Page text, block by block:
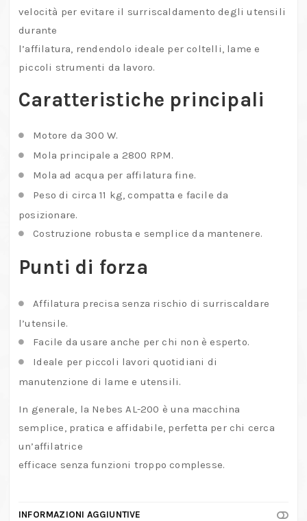
velocità per evitare il surriscaldamento degli utensili
durante
l’affilatura, rendendolo ideale per coltelli, lame e
piccoli strumenti da lavoro.
Caratteristiche principali
Motore da 300 W.
Mola principale a 2800 RPM.
Mola ad acqua per affilatura fine.
Peso di circa 11 kg, compatta e facile da
posizionare.
Costruzione robusta e semplice da mantenere.
Punti di forza
Affilatura precisa senza rischio di surriscaldare
l’utensile.
Facile da usare anche per chi non è esperto.
Ideale per piccoli lavori quotidiani di
manutenzione di lame e utensili.
In generale, la Nebes AL-200 è una macchina
semplice, pratica e affidabile, perfetta per chi cerca
un’affilatrice
efficace senza funzioni troppo complesse.
INFORMAZIONI AGGIUNTIVE